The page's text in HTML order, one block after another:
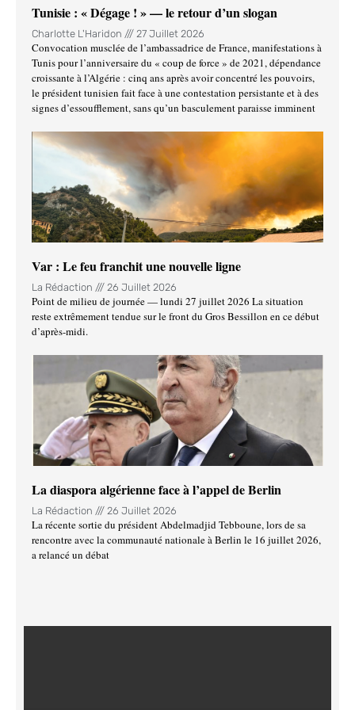
Tunisie : « Dégage ! » — le retour d’un slogan
Charlotte L'Haridon 27 Juillet 2026
Convocation musclée de l’ambassadrice de France, manifestations à
Tunis pour l’anniversaire du « coup de force » de 2021, dépendance
croissante à l’Algérie : cinq ans après avoir concentré les pouvoirs,
le président tunisien fait face à une contestation persistante et à des
signes d’essoufflement, sans qu’un basculement paraisse imminent
Var : Le feu franchit une nouvelle ligne
La Rédaction 26 Juillet 2026
Point de milieu de journée — lundi 27 juillet 2026 La situation
reste extrêmement tendue sur le front du Gros Bessillon en ce début
d’après-midi.
La diaspora algérienne face à l’appel de Berlin
La Rédaction 26 Juillet 2026
La récente sortie du président Abdelmadjid Tebboune, lors de sa
rencontre avec la communauté nationale à Berlin le 16 juillet 2026,
a relancé un débat